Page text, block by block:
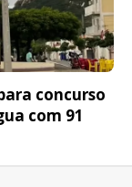
concurso
com 91